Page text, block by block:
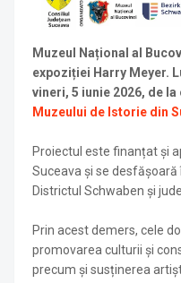
Muzeul Național al
expoziției Harry Meyer.
vineri, 5 iunie 2026, de
Muzeului de Istorie din
Proiectul este finanțat și
Suceava și se
Districtul Schwaben și
Prin acest demers, cele
promovarea culturii și
precum și susținerea